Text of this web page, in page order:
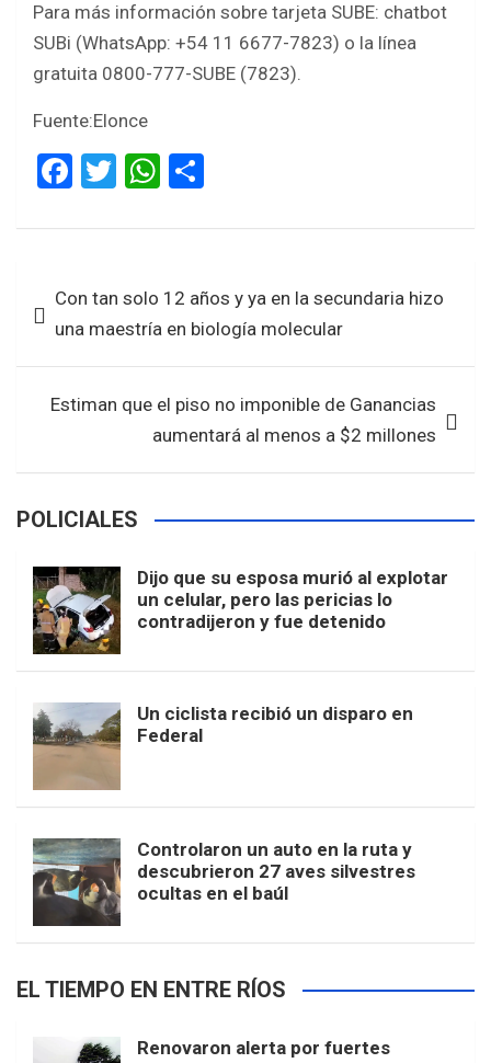
Para más información sobre tarjeta SUBE: chatbot
SUBi (WhatsApp: +54 11 6677-7823) o la línea
gratuita 0800-777-SUBE (7823).
Fuente:Elonce
F
ce
o
o
k
T
tt
W
at
A
p
p
ar
de Con tan solo 12 años y ya en la secundaria hizo
una maestría en biología molecular
Estiman que el piso no imponible de Ganancias
aumentará al menos a $2 millones
POLICIALES
Dijo que su esposa murió al explotar
un celular, pero las pericias lo
contradijeron y fue detenido
Un ciclista recibió un disparo en
Federal
Controlaron un auto en la ruta y
descubrieron 27 aves silvestres
ocultas en el baúl
EL TIEMPO EN ENTRE RÍOS
Renovaron alerta por fuertes